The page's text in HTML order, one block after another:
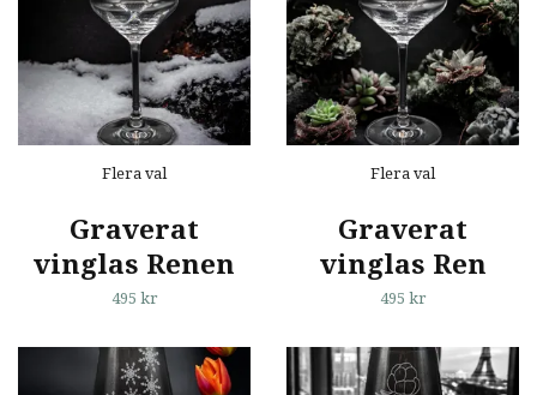
Flera val
Graverat
vinglas Renen
495 kr
Flera val
Graverat
vinglas Ren
495 kr